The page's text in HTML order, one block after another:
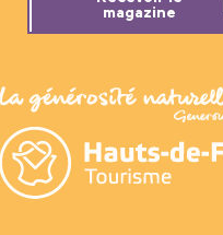
magazine